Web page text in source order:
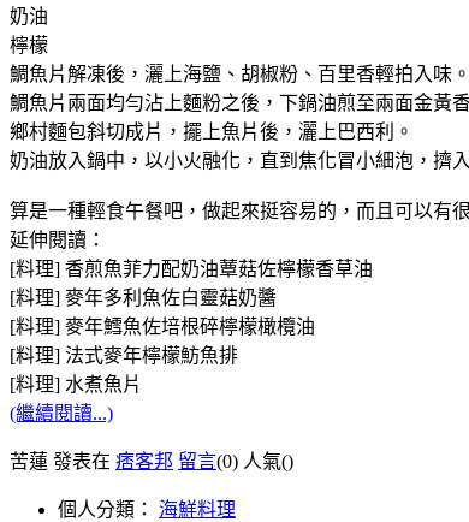
奶油
檸檬
鯛魚片解凍後，灑上海鹽、胡椒粉、百里香輕拍入味。
鯛魚片兩面均勻沾上麵粉之後，下鍋油煎至兩面金黃
鄉村麵包斜切成片，擺上魚片後，灑上巴西利。
奶油放入鍋中，以小火融化，直到焦化冒小細泡，擠
算是一種輕食午餐吧，做起來挺容易的，而且可以有
延伸閱讀：
[料理] 香煎魚菲力配奶油蕈菇佐檸檬香草油
[料理] 麥年多利魚佐白靈菇奶醬
[料理] 麥年鱈魚佐培根碎檸檬橄欖油
[料理] 法式麥年檸檬魴魚排
[料理] 水煮魚片
(繼續閱讀...)
苦蓮 發表在 痞客邦 留言(0) 人氣()
個人分類： 海鮮料理